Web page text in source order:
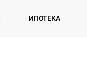
ИПОТЕКА